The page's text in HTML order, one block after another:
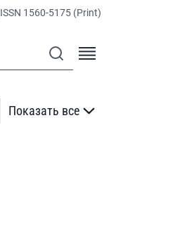
ISSN 1560-5175 (Print)
Показать все